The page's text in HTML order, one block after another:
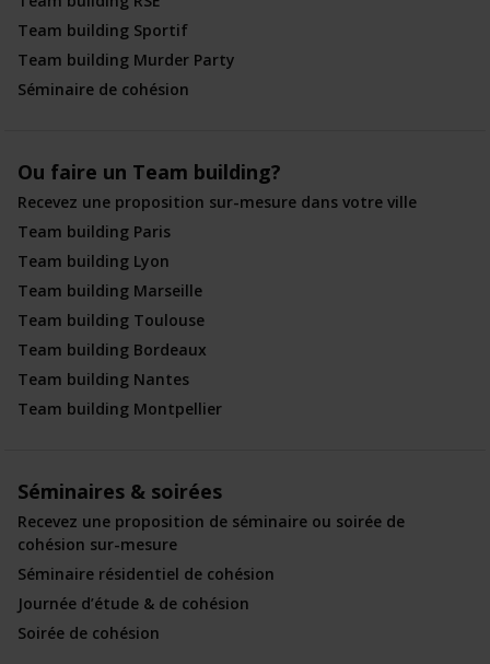
Team building Sportif
Team building Murder Party
Séminaire de cohésion
Ou faire un Team building?
Recevez une proposition sur-mesure dans votre ville
Team building Paris
Team building Lyon
Team building Marseille
Team building Toulouse
Team building Bordeaux
Team building Nantes
Team building Montpellier
Séminaires & soirées
Recevez une proposition de séminaire ou soirée de
cohésion sur-mesure
Séminaire résidentiel de cohésion
Journée d’étude & de cohésion
Soirée de cohésion